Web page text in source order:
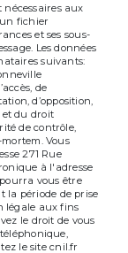
nécessaires aux
fichier
et ses sous-
Les données
suivants:
de
d’opposition,
et du droit
de contrôle,
Vous
271 Rue
à l'adresse
vous être
la période de prise
légale aux fins
le droit de vous
le site cnil.fr